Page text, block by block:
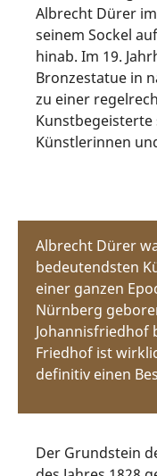
Albrecht Dürer
seinem Sockel
hinab. Im 19.
Bronzestatue in
zu einer
Künstlerinnen
Albrecht Dürer
bedeutendsten
einer ganzen
Nürnberg
Johannisfriedhof
Friedhof ist
definitiv einen
Der Grundstein